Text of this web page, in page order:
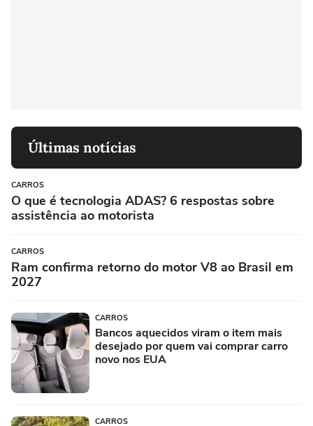
Últimas notícias
CARROS
O que é tecnologia ADAS? 6 respostas sobre
assistência ao motorista
CARROS
Ram confirma retorno do motor V8 ao Brasil em
2027
CARROS
Bancos aquecidos viram o item mais
desejado por quem vai comprar carro
novo nos EUA
CARROS